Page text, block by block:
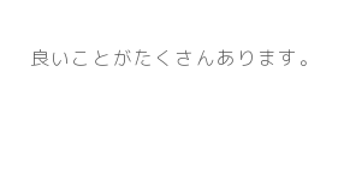
良いことがたくさんあります。